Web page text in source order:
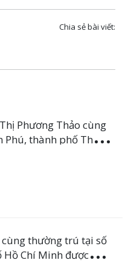
Chia sẻ bài viết:
Phương Thảo cùng
thành phố Thủ
sử dụng đối với
cùng thường trú tại số
Hồ Chí Minh được
đất trồng cây